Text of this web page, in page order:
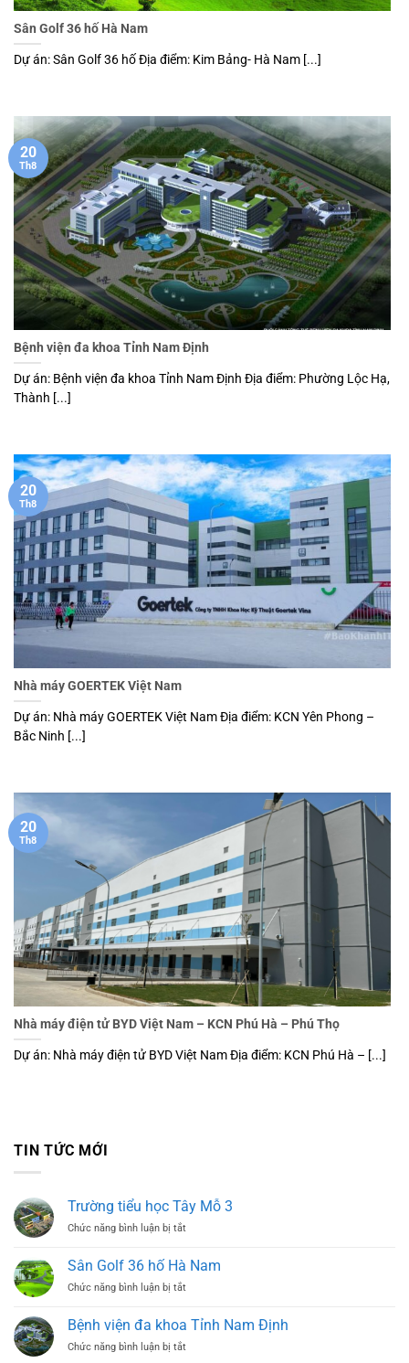
Sân Golf 36 hố Hà Nam
Dự án: Sân Golf 36 hố Địa điểm: Kim Bảng- Hà Nam [...]
Bệnh viện đa khoa Tỉnh Nam Định
Dự án: Bệnh viện đa khoa Tỉnh Nam Định Địa điểm: Phường Lộc Hạ,
Thành [...]
20
Th8
Nhà máy GOERTEK Việt Nam
Dự án: Nhà máy GOERTEK Việt Nam Địa điểm: KCN Yên Phong –
Bắc Ninh [...]
20
Th8
Nhà máy điện tử BYD Việt Nam – KCN Phú Hà – Phú Thọ
Dự án: Nhà máy điện tử BYD Việt Nam Địa điểm: KCN Phú Hà – [...]
20
Th8
TIN TỨC MỚI
Trường tiểu học Tây Mỗ 3
Chức năng bình luận bị tắtở
tiểu
học
Tây
3
Sân Golf 36 hố Hà Nam
Chức năng bình luận bị tắtở
Golf
36
hố
Bệnh viện đa khoa Tỉnh Nam Định
Chức năng bình luận bị tắtở